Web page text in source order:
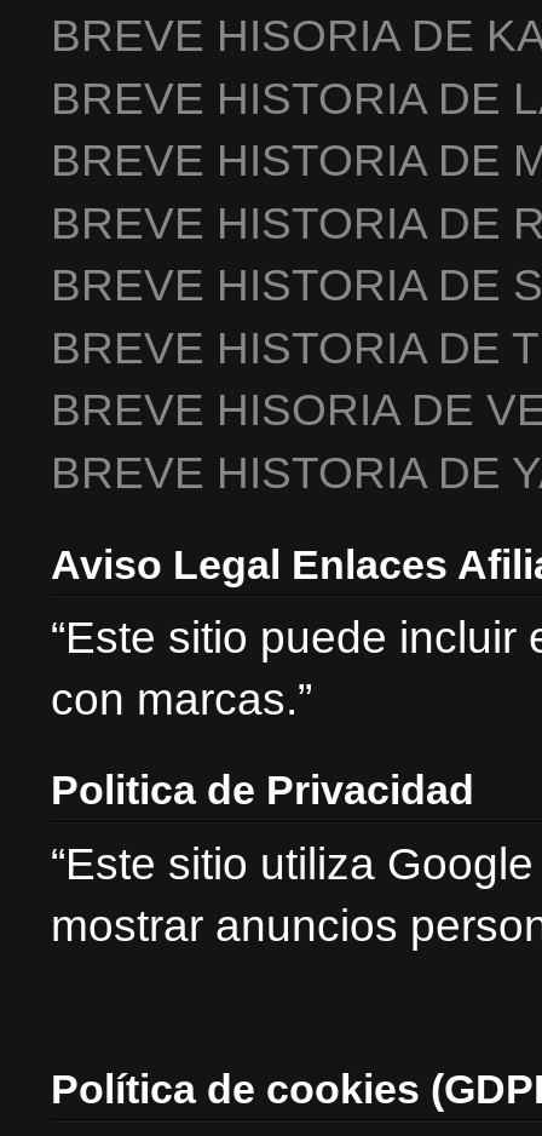
BREVE HISORIA DE
BREVE HISTORIA DE
BREVE HISTORIA DE
BREVE HISTORIA DE
BREVE HISTORIA DE
BREVE HISTORIA DE
BREVE HISORIA DE
BREVE HISTORIA DE
Aviso Legal Enlaces
“Este sitio puede
con marcas.”
Politica de Privacidad
“Este sitio utiliza
mostrar anuncios
Política de cookies